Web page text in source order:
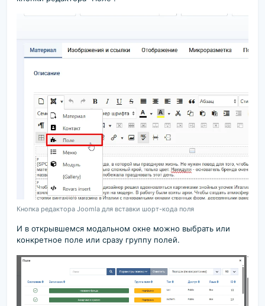
Кнопка редактора Joomla для вставки шорт-кода поля
И в открывшемся модальном окне можно выбрать или
конкретное поле или сразу группу полей.